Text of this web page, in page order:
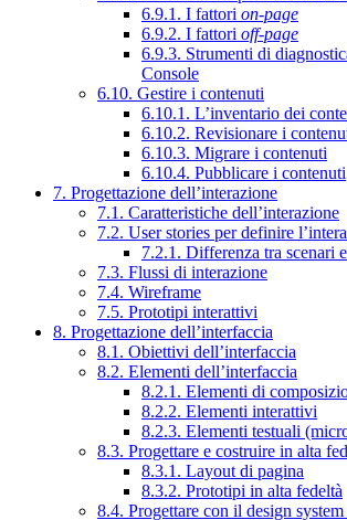
6.9.1. I fattori on-page
6.9.2. I fattori off-page
6.9.3. Strumenti di
Console
6.10. Gestire i contenuti
6.10.1. L’inventario dei
6.10.2. Revisionare i
6.10.3. Migrare i contenuti
6.10.4. Pubblicare i contenuti
7. Progettazione dell’interazione
7.1. Caratteristiche dell’interazione
7.2. User stories per definire
7.2.1. Differenza tra scenari
7.3. Flussi di interazione
7.4. Wireframe
7.5. Prototipi interattivi
8. Progettazione dell’interfaccia
8.1. Obiettivi dell’interfaccia
8.2. Elementi dell’interfaccia
8.2.1. Elementi di
8.2.2. Elementi interattivi
8.2.3. Elementi testuali
8.3. Progettare e costruire in alta
8.3.1. Layout di pagina
8.3.2. Prototipi in alta fedeltà
8.4. Progettare con il design